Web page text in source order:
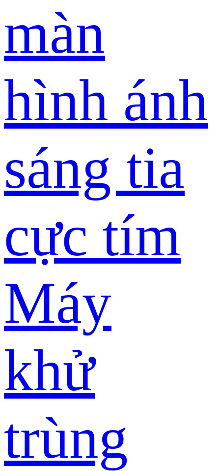
màn
hình ánh
sáng tia
cực tím
Máy
khử
trùng